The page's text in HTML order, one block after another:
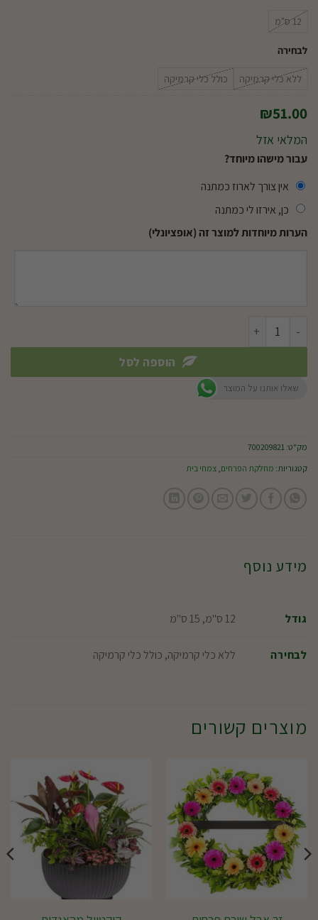
12 ס"מ
לבחירה
ללא כלי קרמיקה כולל כלי קרמיקה
₪51.00
המלאי אזל
עבור מישהו מיוחד?
אין צורך לארוז כמתנה
כן, אירזו לי כמתנה
הערות מיוחדות למוצר זה (אופציונלי)
כמות של קלתאה רוזה
הוספה לסל
שאלו אותנו על המוצר
מק"ט:700209821
קטגוריות: מחלקת הפרחים,צמחי בית
מידע נוסף
גודל 12 ס"מ, 15 ס"מ
לבחירה ללא כלי קרמיקה, כולל כלי קרמיקה
מוצרים קשורים